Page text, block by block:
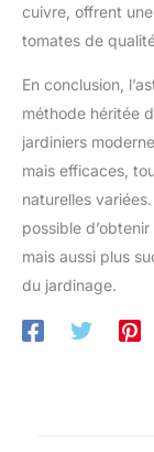
cuivre, offrent
tomates de
En conclusion,
méthode héritée
jardiniers
mais efficaces,
naturelles
possible
mais aussi plus
du jardinage.